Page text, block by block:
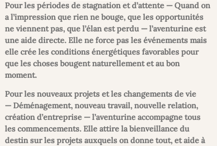
Pour les périodes de stagnation et d’attente — Quand on
a l’impression que rien ne bouge, que les opportunités
ne viennent pas, que l’élan est perdu — l’aventurine est
une aide directe. Elle ne force pas les événements mais
elle crée les conditions énergétiques favorables pour
que les choses bougent naturellement et au bon
moment.
Pour les nouveaux projets et les changements de vie
— Déménagement, nouveau travail, nouvelle relation,
création d’entreprise — l’aventurine accompagne tous
les commencements. Elle attire la bienveillance du
destin sur les projets auxquels on donne tout, et aide à